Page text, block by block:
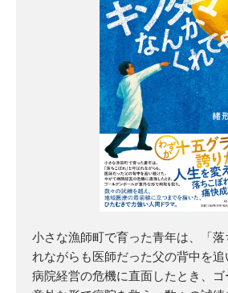
小さな漁師町で育った青年は、「
れながらも医師だった父の背中を
病院経営の危機に直面したとき、